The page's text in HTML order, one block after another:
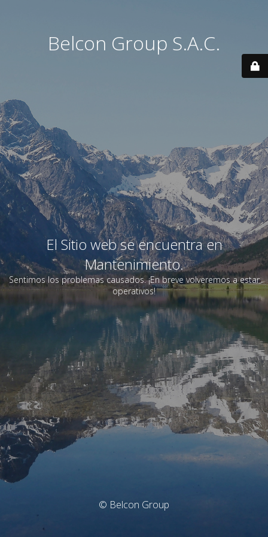
Belcon Group S.A.C.
El Sitio web se encuentra en
Mantenimiento.
Sentimos los problemas causados. ¡En breve volveremos a estar
operativos!
© Belcon Group